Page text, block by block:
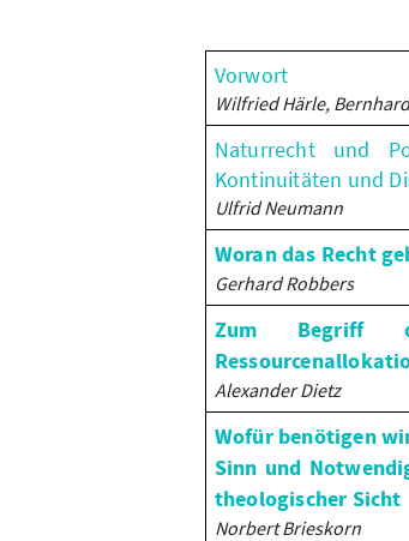
Vorwort
Wilfried Härle,
Naturrecht und
Kontinuitäten und
Ulfrid Neumann
Woran das Recht
Gerhard Robbers
Zum Begriff
Alexander Dietz
Wofür benötigen
Sinn und
theologischer Sicht
Norbert Brieskorn